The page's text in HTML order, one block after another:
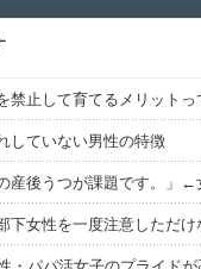
禁止して育てるメリットっ
していない男性の特徴